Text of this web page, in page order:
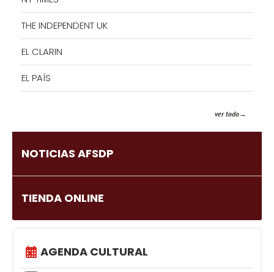
THE INDEPENDENT UK
EL CLARIN
EL PAÍS
ver todo
NOTICIAS AFSDP
TIENDA ONLINE
AGENDA CULTURAL